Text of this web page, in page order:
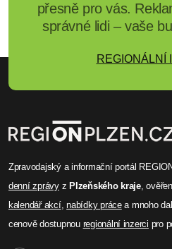
přesně pro vás.
správné lidi – vaše
REGIONÁLNÍ
Zpravodajský a informační portál
denní zprávyz Plzeňského kraje,
kalendář akcí,nabídky prácea mnoho
cenově dostupnou regionální inzerci pro